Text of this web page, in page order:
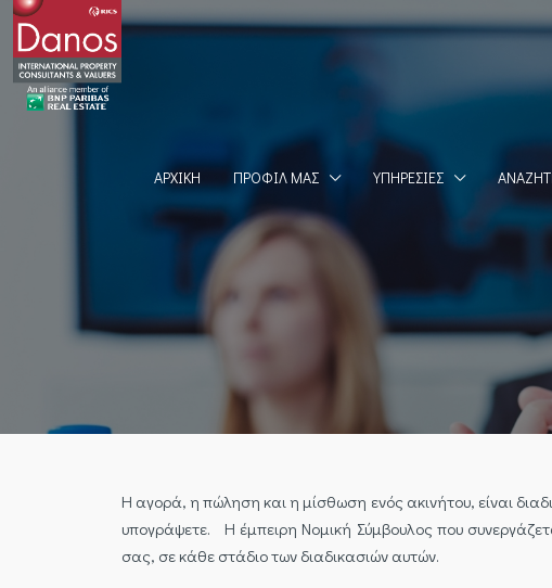
ΑΡΧΙΚΉ ΠΡΟΦΊΛ ΜΑΣ ΥΠΗΡΕΣΊΕΣ
Η αγορά, η πώληση και η μίσθωση ενός ακινήτου, είναι
υπογράψετε. Η έμπειρη Νομική Σύμβουλος που
σας, σε κάθε στάδιο των διαδικασιών αυτών.